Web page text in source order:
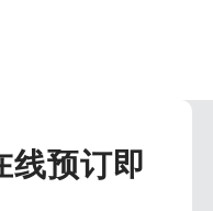
线预订即